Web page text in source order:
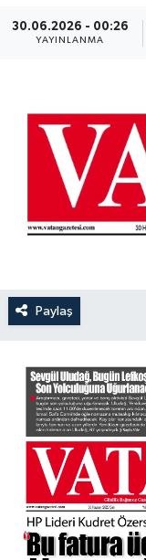
30.06.2026 - 00:26
YAYINLANMA
Paylaş